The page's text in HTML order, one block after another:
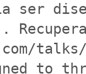
ser
talks/